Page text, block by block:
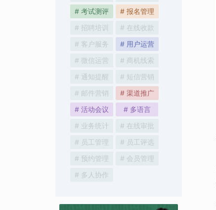
# 考试测评
# 报名管理
# 招聘培训
# 在线收款
# 客户服务
# 用户运营
# 微信运营
# 商机线索
# 通知提醒
# 短信营销
# 邮件营销
# 渠道推广
# 活动会议
# 多语言
# 业务统计
# 在线审批
# 员工管理
# 员工评选
# 预约管理
# 会员管理
# 多人协作